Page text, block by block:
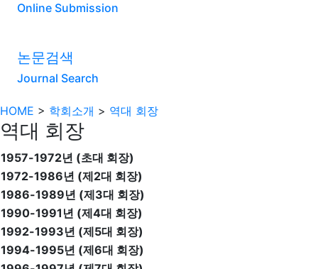
Online Submission
논문검색
Journal Search
HOME > 학회소개 > 역대 회장
역대 회장
1957-1972년 (초대 회장)
1972-1986년 (제2대 회장)
1986-1989년 (제3대 회장)
1990-1991년 (제4대 회장)
1992-1993년 (제5대 회장)
1994-1995년 (제6대 회장)